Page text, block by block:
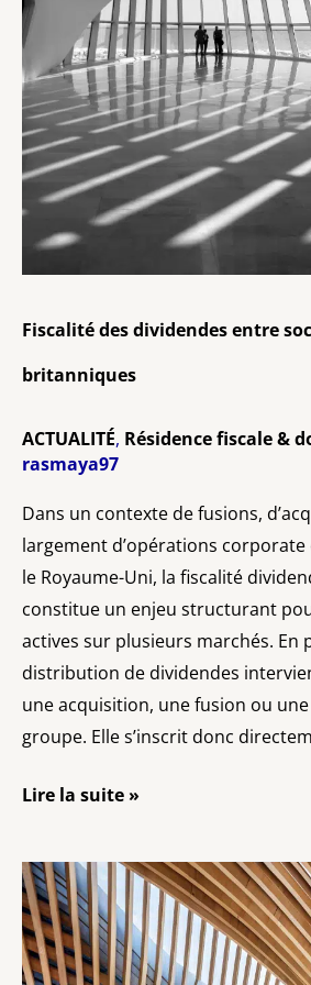
Fiscalité des dividendes entre
britanniques
ACTUALITÉ, Résidence fiscale &
rasmaya97
Dans un contexte de fusions,
largement d’opérations corporate
le Royaume-Uni, la fiscalité
constitue un enjeu structurant
actives sur plusieurs marchés. En
distribution de dividendes
une acquisition, une fusion ou
groupe. Elle s’inscrit donc
Lire la suite »
Pacte
d’actionnaires
franco-
britannique